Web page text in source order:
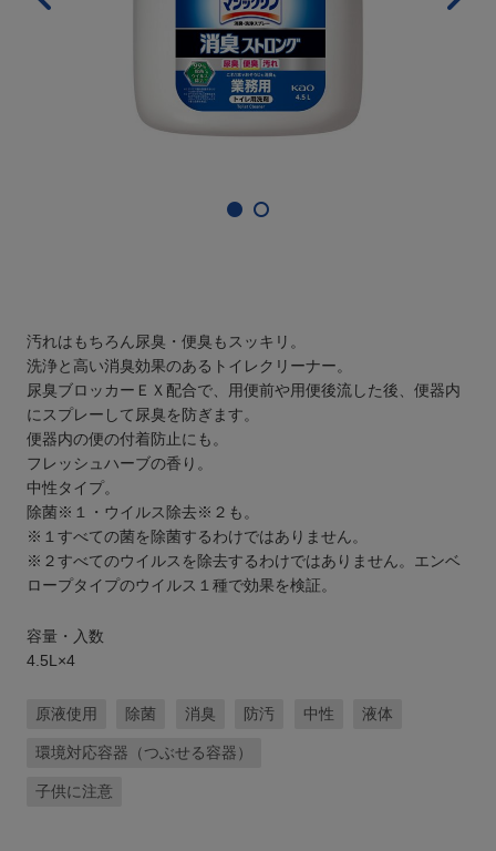
汚れはもちろん尿臭・便臭もスッキリ。
洗浄と高い消臭効果のあるトイレクリーナー。
尿臭ブロッカーＥＸ配合で、用便前や用便後流した後、便器内
にスプレーして尿臭を防ぎます。
便器内の便の付着防止にも。
フレッシュハーブの香り。
中性タイプ。
除菌※１・ウイルス除去※２も。
※１すべての菌を除菌するわけではありません。
※２すべてのウイルスを除去するわけではありません。エンベ
ロープタイプのウイルス１種で効果を検証。
容量・入数
4.5L×4
原液使用 除菌 消臭 防汚 中性 液体
環境対応容器（つぶせる容器）
子供に注意